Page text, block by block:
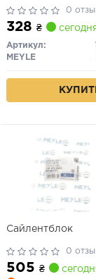
0
328 ₴
Артикул:
MEYLE
Сайлентблок
0
505 ₴